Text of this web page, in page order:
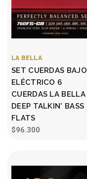
LA BELLA
SET CUERDAS BAJO
ELÉCTRICO 6
CUERDAS LA BELLA
DEEP TALKIN' BASS
FLATS
$96.300